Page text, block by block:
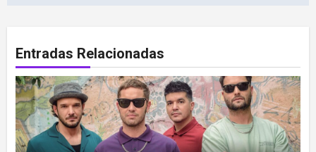
Entradas Relacionadas